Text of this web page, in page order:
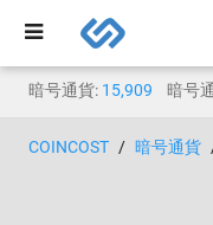
暗号通貨: 15,909 暗号
COINCOST 暗号通貨